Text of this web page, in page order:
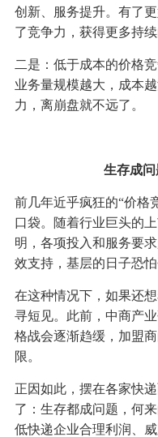
创新、服务提升。有了
了竞争力，获得更多持续
二是：低于成本的价格
业务量规模越大，成本
力，离崩盘就不远了。
生存成问
前几年近乎疯狂的“价格
口袋。随着行业巨头的
明，各项投入和服务要
效支持，基层的日子恐怕
在这种情况下，如果还
寻短见。此前，中商产
格战会逐渐趋缓，加盟
限。
正因如此，摆在各家快
了：生存都成问题，何
低快递企业合理利润、